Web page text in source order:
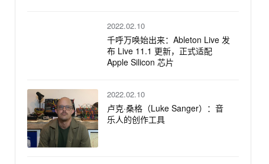
2022.02.10
千呼万唤始出来：Ableton Live 发
布 Live 11.1 更新，正式适配
Apple Silicon 芯片
2022.02.10
卢克·桑格（Luke Sanger）：音
乐人的创作工具